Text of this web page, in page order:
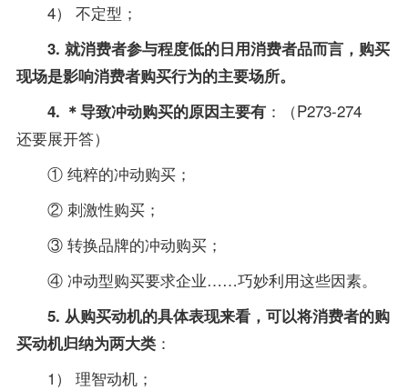
4） 不定型；
3. 就消费者参与程度低的日用消费者品而言，购买
现场是影响消费者购买行为的主要场所。
4. ＊导致冲动购买的原因主要有：（P273-274
还要展开答）
① 纯粹的冲动购买；
② 刺激性购买；
③ 转换品牌的冲动购买；
④ 冲动型购买要求企业……巧妙利用这些因素。
5. 从购买动机的具体表现来看，可以将消费者的购
买动机归纳为两大类：
1） 理智动机；